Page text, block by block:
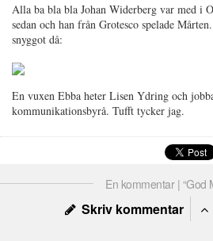
Alla ba bla bla Johan Widerberg var med i
sedan och han från Grotesco spelade
snyggot då:
En vuxen Ebba heter Lisen Ydring och
kommunikationsbyrå. Tufft tycker jag.
En kommentar | “God
Skriv kommentar